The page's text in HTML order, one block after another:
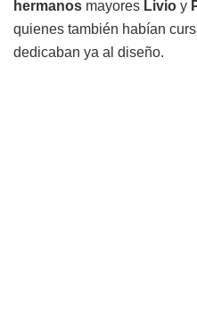
hermanos mayores Livio y
quienes también habían
dedicaban ya al diseño.